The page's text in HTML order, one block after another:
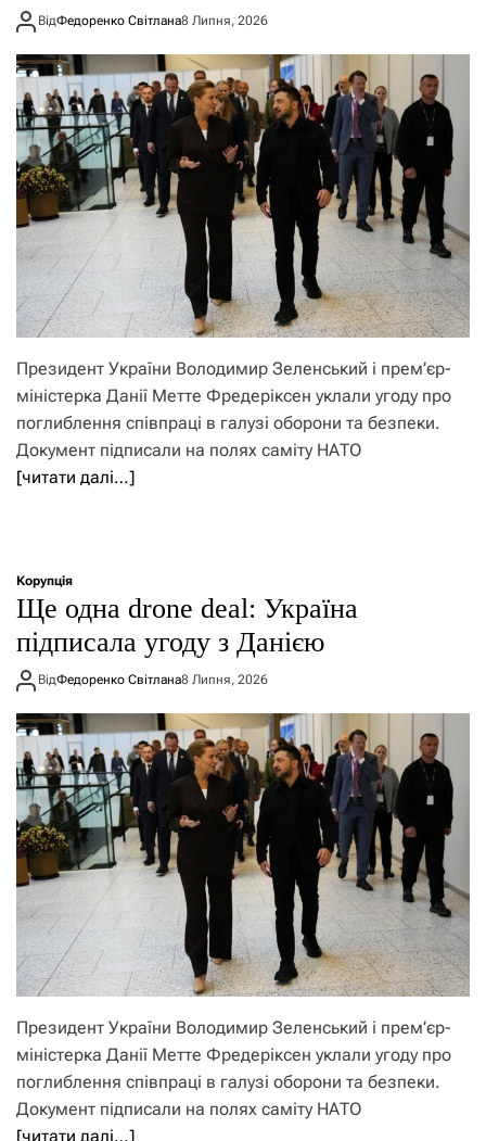
ВідФедоренко Світлана8 Липня, 2026
Президент України Володимир Зеленський і прем’єр-
міністерка Данії Метте Фредеріксен уклали угоду про
поглиблення співпраці в галузі оборони та безпеки.
Документ підписали на полях саміту НАТО
[читати далі…]
Корупція
Ще одна drone deal: Україна
підписала угоду з Данією
ВідФедоренко Світлана8 Липня, 2026
Президент України Володимир Зеленський і прем’єр-
міністерка Данії Метте Фредеріксен уклали угоду про
поглиблення співпраці в галузі оборони та безпеки.
Документ підписали на полях саміту НАТО
[читати далі…]